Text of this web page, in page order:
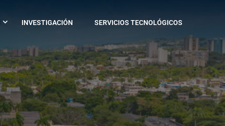
INVESTIGACIÓN SERVICIOS TECNOLÓGICOS